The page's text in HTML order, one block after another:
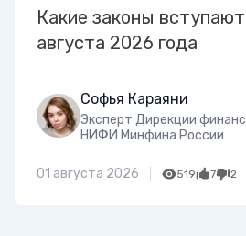
Какие законы вступают
августа 2026 года
Софья Караяни
Эксперт Дирекции
НИФИ Минфина России
01 августа 2026 519 7 2